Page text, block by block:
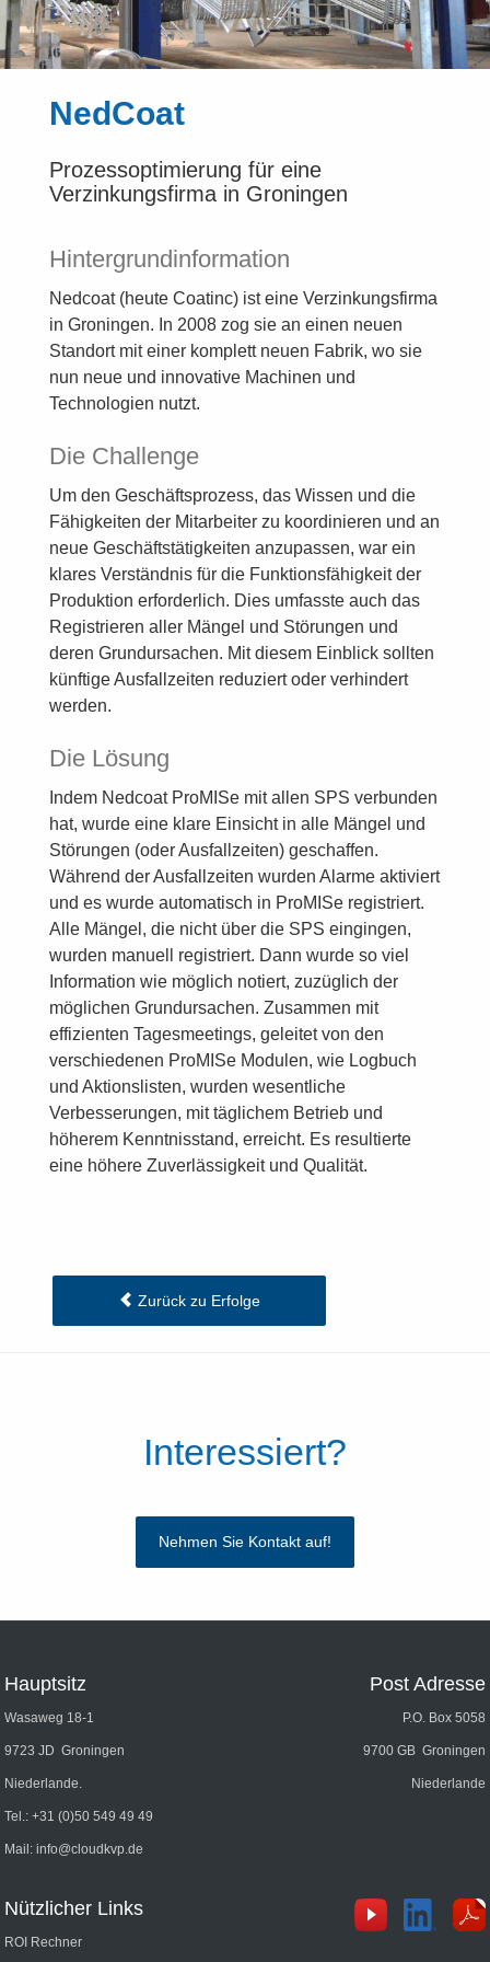
NedCoat
Prozessoptimierung für eine
Verzinkungsfirma in Groningen
Hintergrundinformation
Nedcoat (heute Coatinc) ist eine Verzinkungsfirma
in Groningen. In 2008 zog sie an einen neuen
Standort mit einer komplett neuen Fabrik, wo sie
nun neue und innovative Machinen und
Technologien nutzt.
Die Challenge
Um den Geschäftsprozess, das Wissen und die
Fähigkeiten der Mitarbeiter zu koordinieren und an
neue Geschäftstätigkeiten anzupassen, war ein
klares Verständnis für die Funktionsfähigkeit der
Produktion erforderlich. Dies umfasste auch das
Registrieren aller Mängel und Störungen und
deren Grundursachen. Mit diesem Einblick sollten
künftige Ausfallzeiten reduziert oder verhindert
werden.
Die Lösung
Indem Nedcoat ProMISe mit allen SPS verbunden
hat, wurde eine klare Einsicht in alle Mängel und
Störungen (oder Ausfallzeiten) geschaffen.
Während der Ausfallzeiten wurden Alarme aktiviert
und es wurde automatisch in ProMISe registriert.
Alle Mängel, die nicht über die SPS eingingen,
wurden manuell registriert. Dann wurde so viel
Information wie möglich notiert, zuzüglich der
möglichen Grundursachen. Zusammen mit
effizienten Tagesmeetings, geleitet von den
verschiedenen ProMISe Modulen, wie Logbuch
und Aktionslisten, wurden wesentliche
Verbesserungen, mit täglichem Betrieb und
höherem Kenntnisstand, erreicht. Es resultierte
eine höhere Zuverlässigkeit und Qualität.
Zurück zu Erfolge
Interessiert?
Nehmen Sie Kontakt auf!
Hauptsitz
Wasaweg 18-1
9723 JD Groningen
Niederlande.
Tel.:+31 (0)50 549 49 49
Mail:info@cloudkvp.de
Post Adresse
P.O. Box 5058
9700 GB Groningen
Niederlande
Nützlicher Links
ROI Rechner